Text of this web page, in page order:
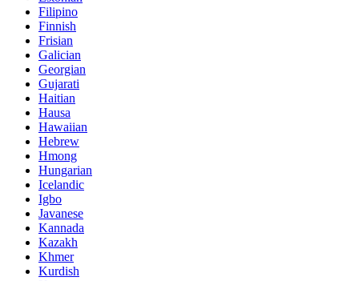
Filipino
Finnish
Frisian
Galician
Georgian
Gujarati
Haitian
Hausa
Hawaiian
Hebrew
Hmong
Hungarian
Icelandic
Igbo
Javanese
Kannada
Kazakh
Khmer
Kurdish